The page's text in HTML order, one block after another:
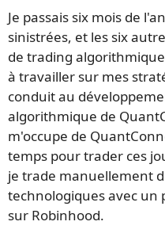
Je passais six mois de
sinistrées, et les six
de trading
à travailler sur mes
conduit au
algorithmique de
m'occupe de
temps pour trader ces
je trade manuellement
technologiques avec
sur Robinhood.